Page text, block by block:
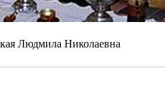
Людмила Николаевна